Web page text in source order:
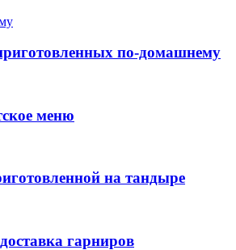
по-домашнему
меню
на тандыре
гарниров